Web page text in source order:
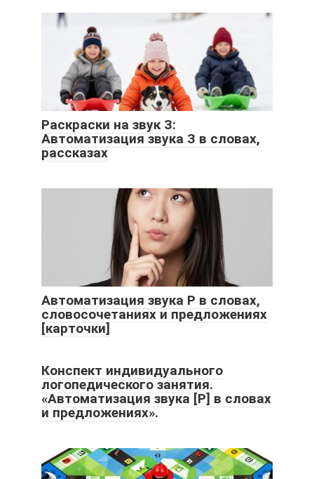
Раскраски на звук З:
Автоматизация звука З в словах,
рассказах
Автоматизация звука Р в словах,
словосочетаниях и предложениях
[карточки]
Конспект индивидуального
логопедического занятия.
«Автоматизация звука [Р] в словах
и предложениях».